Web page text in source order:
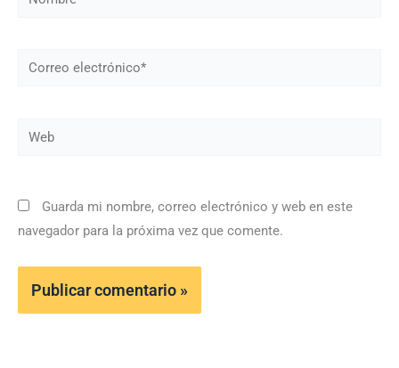
Correo
Web
Guarda mi nombre, correo electrónico y web en este
navegador para la próxima vez que comente.